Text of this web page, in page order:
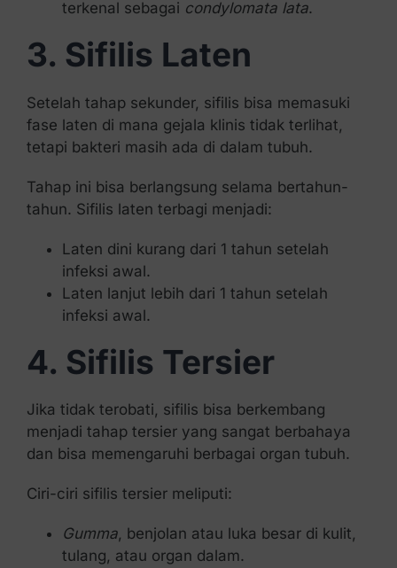
terkenal sebagai condylomata lata.
3. Sifilis Laten
Setelah tahap sekunder, sifilis bisa memasuki
fase laten di mana gejala klinis tidak terlihat,
tetapi bakteri masih ada di dalam tubuh.
Tahap ini bisa berlangsung selama bertahun-
tahun. Sifilis laten terbagi menjadi:
Laten dini kurang dari 1 tahun setelah
infeksi awal.
Laten lanjut lebih dari 1 tahun setelah
infeksi awal.
4. Sifilis Tersier
Jika tidak terobati, sifilis bisa berkembang
menjadi tahap tersier yang sangat berbahaya
dan bisa memengaruhi berbagai organ tubuh.
Ciri-ciri sifilis tersier meliputi:
Gumma, benjolan atau luka besar di kulit,
tulang, atau organ dalam.